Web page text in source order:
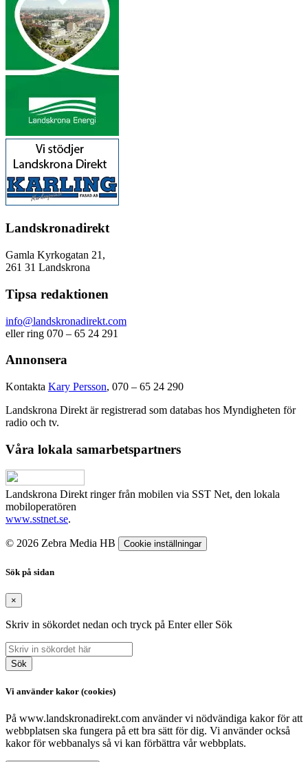
Landskronadirekt
Gamla Kyrkogatan 21,
261 31 Landskrona
Tipsa redaktionen
info@landskronadirekt.com
eller ring 070 – 65 24 291
Annonsera
Kontakta Kary Persson, 070 – 65 24 290
Landskrona Direkt är registrerad som databas hos Myndigheten för
radio och tv.
Våra lokala samarbetspartners
Landskrona Direkt ringer från mobilen via SST Net, den lokala
mobiloperatören
www.sstnet.se.
© 2026 Zebra Media HB Cookie inställningar
Sök på sidan
×
Skriv in sökordet nedan och tryck på Enter eller Sök
Sök
Vi använder kakor (cookies)
På www.landskronadirekt.com använder vi nödvändiga kakor för att
webbplatsen ska fungera på ett bra sätt för dig. Vi använder också
kakor för webbanalys så vi kan förbättra vår webbplats.